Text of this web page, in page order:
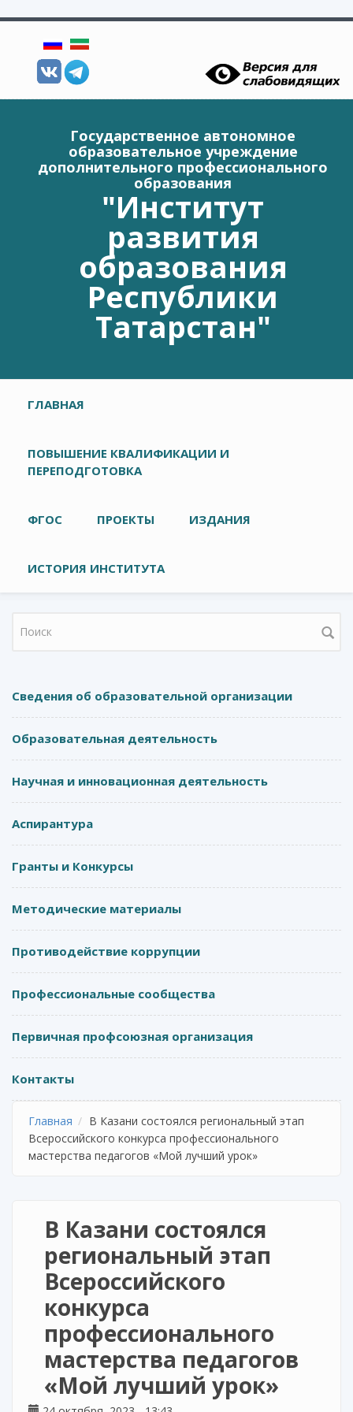
Государственное автономное
образовательное учреждение
дополнительного профессионального
образования
"Институт
развития
образования
Республики
Татарстан"
Главное меню
ГЛАВНАЯ
ПОВЫШЕНИЕ КВАЛИФИКАЦИИ И
ПЕРЕПОДГОТОВКА
ФГОС ПРОЕКТЫ ИЗДАНИЯ
ИСТОРИЯ ИНСТИТУТА
Форма поиска
Сведения об образовательной организации
Образовательная деятельность
Научная и инновационная деятельность
Аспирантура
Гранты и Конкурсы
Методические материалы
Противодействие коррупции
Профессиональные сообщества
Первичная профсоюзная организация
Контакты
Главная
В Казани состоялся региональный этап
Всероссийского конкурса профессионального
мастерства педагогов «Мой лучший урок»
В Казани состоялся
региональный этап
Всероссийского
конкурса
профессионального
мастерства педагогов
«Мой лучший урок»